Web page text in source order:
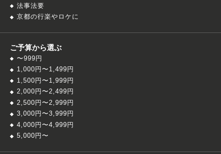
法事法要
京都の行楽やロケに
ご予算から選ぶ
〜999円
1,000円〜1,499円
1,500円〜1,999円
2,000円〜2,499円
2,500円〜2,999円
3,000円〜3,999円
4,000円〜4,999円
5,000円〜